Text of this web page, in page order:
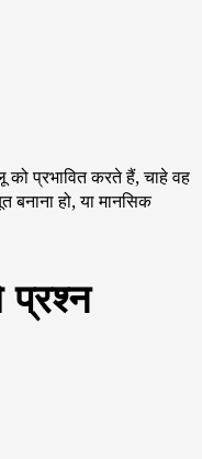
को प्रभावित करते हैं, चाहे वह
बनाना हो, या मानसिक